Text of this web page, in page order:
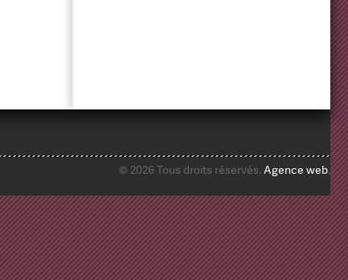
© 2026 Tous droits réservés. Agence web.